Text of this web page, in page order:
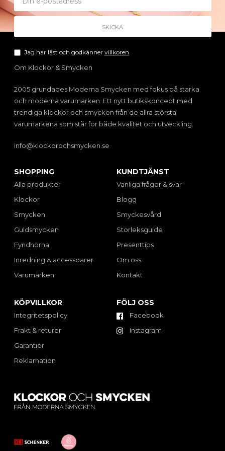
Jag har läst och godkänner villkoren
Om Klockor & Smycken
2005 grundades Moderna Smycken med fokus på starka
och moderna varumärken. Ett nytt butikskoncept med
trendiga klockor och smycken från de allra största
varumärkena som står för både kvalitet och utveckling.
info@klockorochsmycken.se
SHOPPING
Alla produkter
Klockor
Smycken
Guldsmycken
Fyndhörna
Inredning & accessoarer
Varumärken
KUNDTJÄNST
Vanliga frågor & svar
Blogg
Smyckesvård
Storleksguide
Presenttips
Om oss
Kontakt
KÖPVILLKOR
Integritetspolicy
Frakt & returer
Garantier
Reklamation
FÖLJ OSS
Facebook
Instagram